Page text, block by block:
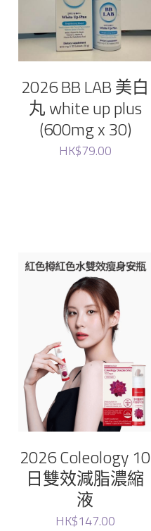
Raimethx
Foodology
Ronas
WHOO后
magic lab
Vella
Yuzumi
Fatera
Lacto-Fit
bravity
lefilleo
2026 BB LAB 美白
丸 white up plus
(600mg x 30)
HK$79.00
2026 Coleology 10
日雙效減脂濃縮
液
HK$147.00